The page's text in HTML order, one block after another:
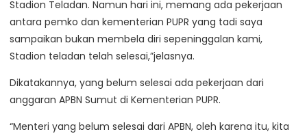
Stadion Teladan. Namun hari ini, memang ada pekerjaan
antara pemko dan kementerian PUPR yang tadi saya
sampaikan bukan membela diri sepeninggalan kami,
Stadion teladan telah selesai,”jelasnya.
Dikatakannya, yang belum selesai ada pekerjaan dari
anggaran APBN Sumut di Kementerian PUPR.
“Menteri yang belum selesai dari APBN, oleh karena itu, kita